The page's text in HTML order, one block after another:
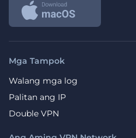
Mga Tampok
Walang mga log
Palitan ang IP
Double VPN